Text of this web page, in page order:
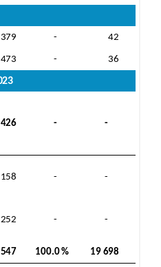
- 42
- 36
426 - -
158 - -
252 - -
100.0 % 19 698